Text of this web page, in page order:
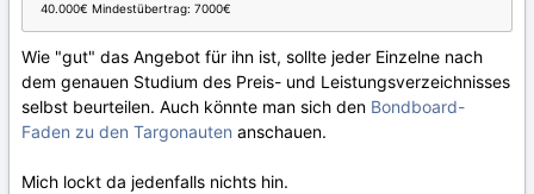
40.000€ Mindestübertrag: 7000€
Wie "gut" das Angebot für ihn ist, sollte jeder Einzelne nach
dem genauen Studium des Preis- und Leistungsverzeichnisses
selbst beurteilen. Auch könnte man sich den Bondboard-
Faden zu den Targonauten anschauen.
Mich lockt da jedenfalls nichts hin.